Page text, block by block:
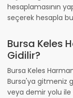
hesaplamasının
seçerek hesapla
Bursa Keles
Gidilir?
Bursa Keles
Bursa'ya gitmeniz
veya demir yolu ile